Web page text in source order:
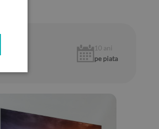
10 ani
pe piata